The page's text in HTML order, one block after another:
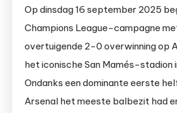
Op dinsdag 16 september 2025
Champions League-campagne
overtuigende 2-0 overwinning op
het iconische San Mamés-stadion
Ondanks een dominante eerste
Arsenal het meeste balbezit had